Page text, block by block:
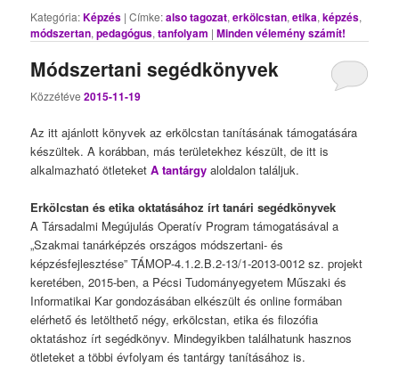
Kategória:Képzés |Címke:also tagozat,erkölcstan,etika,képzés,
módszertan,pedagógus,tanfolyam |Minden vélemény számít!
Módszertani segédkönyvek
Közzétéve2015-11-19
Az itt ajánlott könyvek az erkölcstan tanításának támogatására
készültek. A korábban, más területekhez készült, de itt is
alkalmazható ötleteketA tantárgy aloldalon találjuk.
Erkölcstan és etika oktatásához írt tanári segédkönyvek
A Társadalmi Megújulás Operatív Program támogatásával a
„Szakmai tanárképzés országos módszertani- és
képzésfejlesztése” TÁMOP-4.1.2.B.2-13/1-2013-0012 sz. projekt
keretében, 2015-ben, a Pécsi Tudományegyetem Műszaki és
Informatikai Kar gondozásában elkészült és online formában
elérhető és letölthető négy, erkölcstan, etika és filozófia
oktatáshoz írt segédkönyv. Mindegyikben találhatunk hasznos
ötleteket a többi évfolyam és tantárgy tanításához is.